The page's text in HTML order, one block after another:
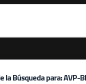
la Búsqueda para: AVP-